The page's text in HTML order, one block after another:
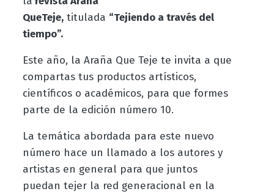
QueTeje, titulada “Tejiendo a través del
tiempo”.
Este año, la Araña Que Teje te invita a que
compartas tus productos artísticos,
científicos o académicos, para que formes
parte de la edición número 10.
La temática abordada para este nuevo
número hace un llamado a los autores y
artistas en general para que juntos
puedan tejer la red generacional en la